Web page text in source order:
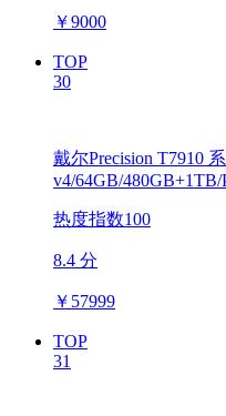
￥9000
TOP
30
戴尔Precision T7910
v4/64GB/480GB+1TB/
热度指数100
8.4 分
￥ 57999
TOP
31